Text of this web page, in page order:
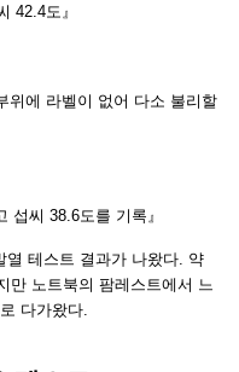
42.4도』
위에 라벨이 없어 다소 불리할
섭씨 38.6도를 기록』
열 테스트 결과가 나왔다. 약
만 노트북의 팜레스트에서 느
다가왔다.